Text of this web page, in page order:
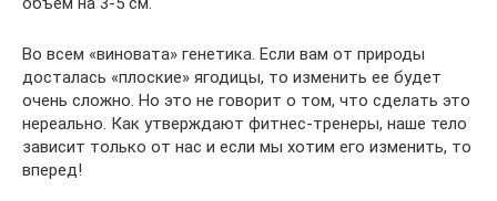
Во всем «виновата» генетика. Если вам от природы
досталась «плоские» ягодицы, то изменить ее будет
очень сложно. Но это не говорит о том, что сделать это
нереально. Как утверждают фитнес-тренеры, наше тело
зависит только от нас и если мы хотим его изменить, то
вперед!